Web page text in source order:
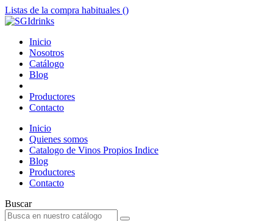
Listas de la compra habituales ()
Inicio
Nosotros
Catálogo
Blog
Productores
Contacto
Inicio
Quienes somos
Catalogo de Vinos Propios Indice
Blog
Productores
Contacto
Buscar